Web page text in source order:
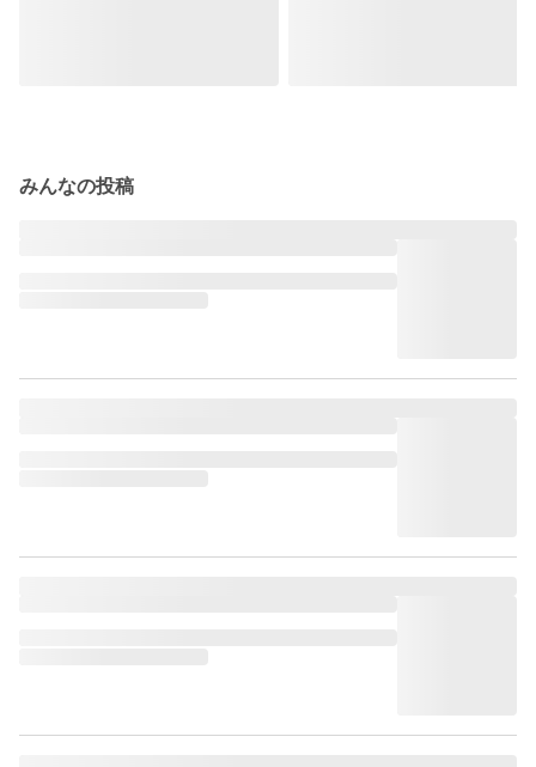
みんなの投稿